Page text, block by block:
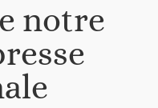
notre